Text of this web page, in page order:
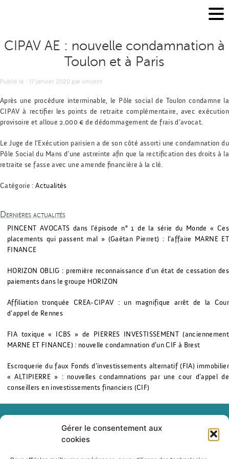
Gérer le consentement aux
cookies
CIPAV AE : nouvelle condamnation à
Toulon et à Paris
Publié le
Publié le : 17 janvier 2020 par vincent
Après une procédure interminable, le Pôle social de Toulon condamne la
CIPAV à rectifier les points de retraite complémentaire, avec exécution
provisoire et alloue 2.000 € de dédommagement de frais d’avocat.
Le Juge de l’Exécution parisien a de son côté assorti une condamnation du
Pôle Social du Mans d’une astreinte afin que la rectification des droits à la
retraite se fasse avec une amende financière à la clé.
Catégorie :Actualités
Dernières actualités
PINCENT AVOCATS dans l’épisode n° 1 de la série du Monde « Ces
placements qui passent mal » (Gaétan Pierret) : l’affaire MARNE ET
FINANCE
HORIZON OBLIG : première reconnaissance d’un état de cessation des
paiements dans le groupe HORIZON
Affiliation tronquée CREA-CIPAV : un magnifique arrêt de la Cour
d’appel de Rennes
FIA toxique « ICBS » de PIERRES INVESTISSEMENT (anciennement
MARNE ET FINANCE) : nouvelle condamnation d’un CIF à Brest
Escroquerie du faux Fonds d’investissements alternatif (FIA) immobilier
« ALTIPIERRE » : nouvelles condamnations par une cour d’appel de
conseillers en investissements financiers (CIF)
+33(0)1 84 79 10 56